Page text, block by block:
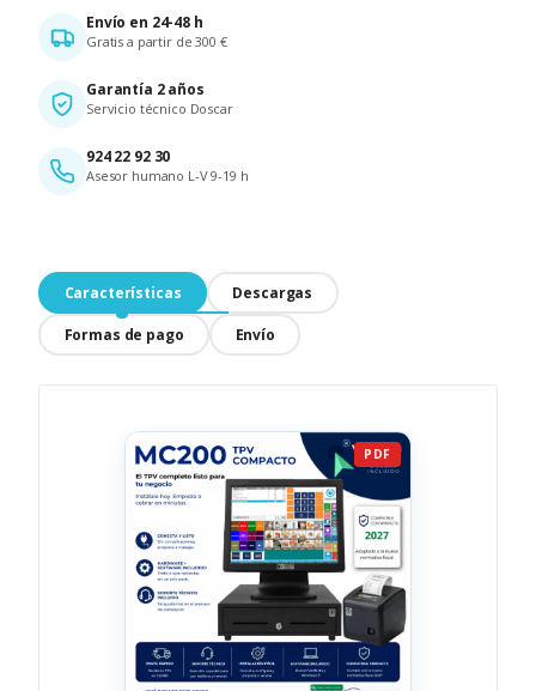
Envío en 24-48 h
Gratis a partir de 300 €
Garantía 2 años
Servicio técnico Doscar
924 22 92 30
Asesor humano L-V 9-19 h
Características Descargas
Formas de pago Envío